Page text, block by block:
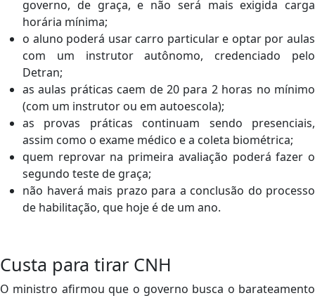
governo, de graça, e não será mais exigida carga
horária mínima;
o aluno poderá usar carro particular e optar por aulas
com um instrutor autônomo, credenciado pelo
Detran;
as aulas práticas caem de 20 para 2 horas no mínimo
(com um instrutor ou em autoescola);
as provas práticas continuam sendo presenciais,
assim como o exame médico e a coleta biométrica;
quem reprovar na primeira avaliação poderá fazer o
segundo teste de graça;
não haverá mais prazo para a conclusão do processo
de habilitação, que hoje é de um ano.
Custa para tirar CNH
O ministro afirmou que o governo busca o barateamento